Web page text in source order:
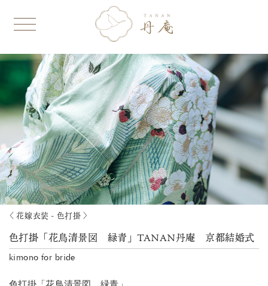
〈 花嫁衣装 - 色打掛 〉
色打掛「花鳥清景図 緑青」TANAN丹庵 京都結婚式
kimono for bride